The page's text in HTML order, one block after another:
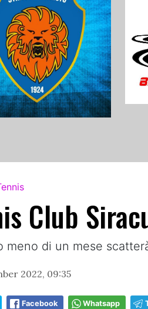
Club
meno di un mese
2022, 09:35
Facebook Whatsapp